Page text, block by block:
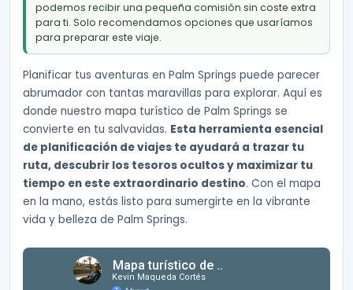
podemos recibir una pequeña comisión sin coste extra
para ti. Solo recomendamos opciones que usaríamos
para preparar este viaje.
Planificar tus aventuras en Palm Springs puede parecer
abrumador con tantas maravillas para explorar. Aquí es
donde nuestro mapa turístico de Palm Springs se
convierte en tu salvavidas. Esta herramienta esencial
de planificación de viajes te ayudará a trazar tu
ruta, descubrir los tesoros ocultos y maximizar tu
tiempo en este extraordinario destino. Con el mapa
en la mano, estás listo para sumergirte en la vibrante
vida y belleza de Palm Springs.